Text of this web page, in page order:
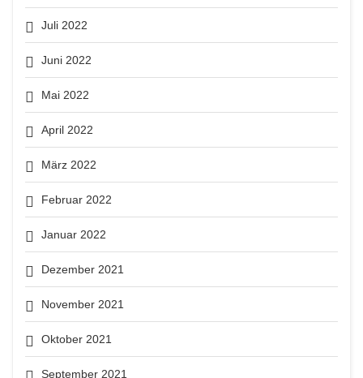
Juli 2022
Juni 2022
Mai 2022
April 2022
März 2022
Februar 2022
Januar 2022
Dezember 2021
November 2021
Oktober 2021
September 2021